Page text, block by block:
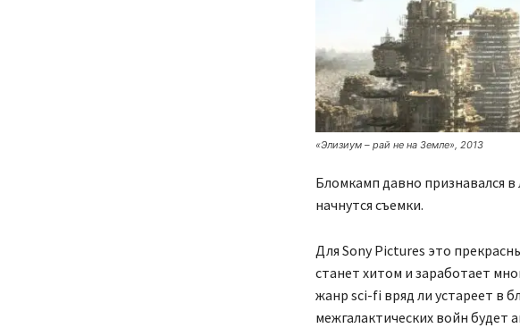
«Элизиум – рай не на Земле», 2013
Бломкамп давно признавался
начнутся съемки.
Для Sony Pictures это
станет хитом и заработает
жанр sci-fi вряд ли устареет в
межгалактических войн будет